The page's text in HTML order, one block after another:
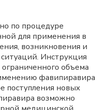
по процедуре
для применения в
возникновения и
Инструкция
объема
фавипиравира
поступления новых
возможно